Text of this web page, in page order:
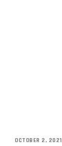
OCTOBER 2, 2021